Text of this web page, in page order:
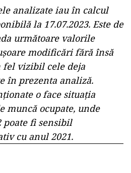
analizate iau în calcul
la 17.07.2023. Este de
următoare valorile
modificări fără însă
fel vizibil cele deja
în prezenta analiză.
o face situația
muncă ocupate, unde
poate fi sensibil
cu anul 2021.